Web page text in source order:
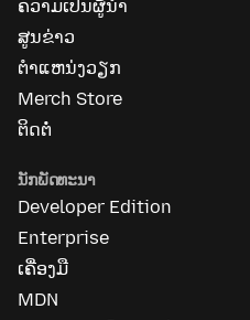
ຄວາມເປັນຜູ້ນຳ
ສູນຂ່າວ
ຕຳແຫນ່ງວຽກ
Merch Store
ຕິດຕໍ່
ນັກພັດທະນາ
Developer Edition
Enterprise
ເຄື່ອງມື
MDN